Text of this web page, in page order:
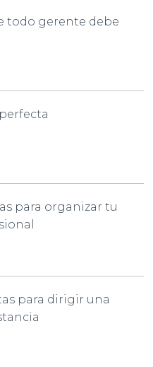
todo gerente debe
para organizar tu
para dirigir una